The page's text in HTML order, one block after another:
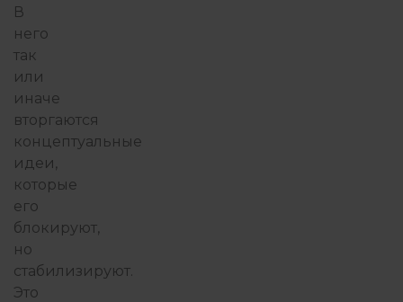
В
него
так
или
иначе
вторгаются
концептуальные
идеи,
которые
его
блокируют,
но
стабилизируют.
Это